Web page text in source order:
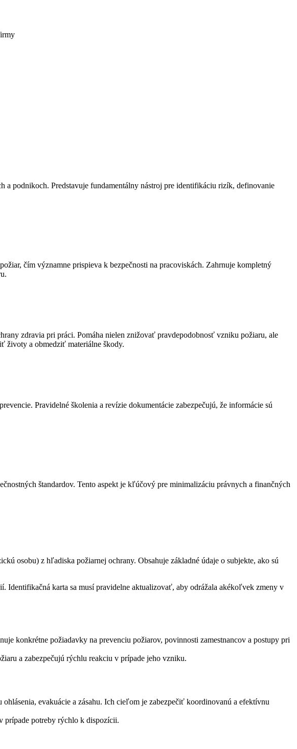
a podnikoch. Predstavuje fundamentálny nástroj pre identifikáciu rizík, definovanie
čím významne prispieva k bezpečnosti na pracoviskách. Zahrnuje kompletný
zdravia pri práci. Pomáha nielen znižovať pravdepodobnosť vzniku požiaru, ale
životy a obmedziť materiálne škody.
Pravidelné školenia a revízie dokumentácie zabezpečujú, že informácie sú
štandardov. Tento aspekt je kľúčový pre minimalizáciu právnych a finančných
osobu) z hľadiska požiarnej ochrany. Obsahuje základné údaje o subjekte, ako sú
Identifikačná karta sa musí pravidelne aktualizovať, aby odrážala akékoľvek zmeny v
konkrétne požiadavky na prevenciu požiarov, povinnosti zamestnancov a postupy pri
a zabezpečujú rýchlu reakciu v prípade jeho vzniku.
evakuácie a zásahu. Ich cieľom je zabezpečiť koordinovanú a efektívnu
prípade potreby rýchlo k dispozícii.